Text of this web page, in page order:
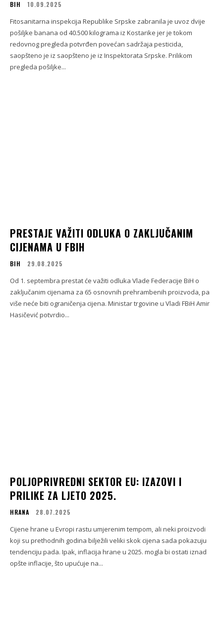
BIH 10.09.2025
Fitosanitarna inspekcija Republike Srpske zabranila je uvoz dvije
pošiljke banana od 40.500 kilograma iz Kostarike jer je tokom
redovnog pregleda potvrđen povećan sadržaja pesticida,
saopšteno je iz saopšteno je iz Inspektorata Srpske. Prilikom
pregleda pošiljke...
PRESTAJE VAŽITI ODLUKA O ZAKLJUČANIM
CIJENAMA U FBIH
BIH 29.08.2025
Od 1. septembra prestat će važiti odluka Vlade Federacije BiH o
zaključanim cijenama za 65 osnovnih prehrambenih proizvoda, pa
više neće biti ograničenja cijena. Ministar trgovine u Vladi FBiH Amir
Hasičević potvrdio...
POLJOPRIVREDNI SEKTOR EU: IZAZOVI I
PRILIKE ZA LJETO 2025.
HRANA 28.07.2025
Cijene hrane u Evropi rastu umjerenim tempom, ali neki proizvodi
koji su prethodnih godina bilježili veliki skok cijena sada pokazuju
tendenciju pada. Ipak, inflacija hrane u 2025. mogla bi ostati iznad
opšte inflacije, što upućuje na...